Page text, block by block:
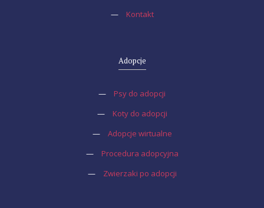
—
Kontakt
Adopcje
—
Psy do adopcji
—
Koty do adopcji
—
Adopcje wirtualne
—
Procedura adopcyjna
—
Zwierzaki po adopcji